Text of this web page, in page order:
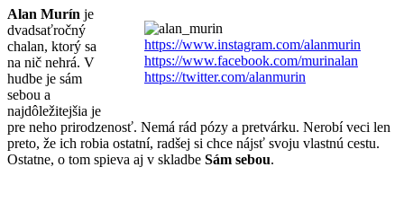
https://www.instagram.com/alanmurin
https://www.facebook.com/murinalan
https://twitter.com/alanmurin
Alan Murín je
dvadsaťročný
chalan, ktorý sa
na nič nehrá. V
hudbe je sám
sebou a
najdôležitejšia je
pre neho prirodzenosť. Nemá rád pózy a pretvárku. Nerobí veci len
preto, že ich robia ostatní, radšej si chce nájsť svoju vlastnú cestu.
Ostatne, o tom spieva aj v skladbe Sám sebou.